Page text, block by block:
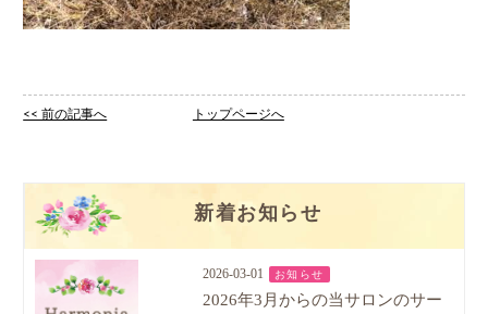
<< 前の記事へ トップページへ
新着お知らせ
2026-03-01 お知らせ
2026年3月からの当サロンのサー